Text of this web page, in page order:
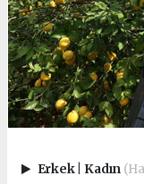
Erkek Kadın